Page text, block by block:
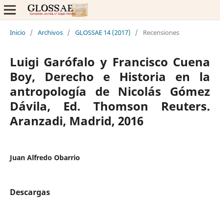
Inicio / Archivos / GLOSSAE 14 (2017) / Recensiones
Luigi Garófalo y Francisco Cuena
Boy, Derecho e Historia en la
antropología de Nicolás Gómez
Dávila, Ed. Thomson Reuters.
Aranzadi, Madrid, 2016
Juan Alfredo Obarrio
Descargas